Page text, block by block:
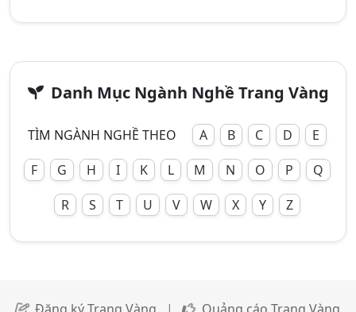
Danh Mục Ngành Nghề Trang Vàng
TÌM NGÀNH NGHỀ THEO A B C D
E
F
G H I K L M N O P
Q
R
S T U V W X Y Z